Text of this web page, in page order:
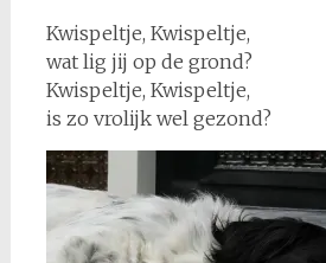
Kwispeltje, Kwispeltje,
wat lig jij op de grond?
Kwispeltje, Kwispeltje,
is zo vrolijk wel gezond?